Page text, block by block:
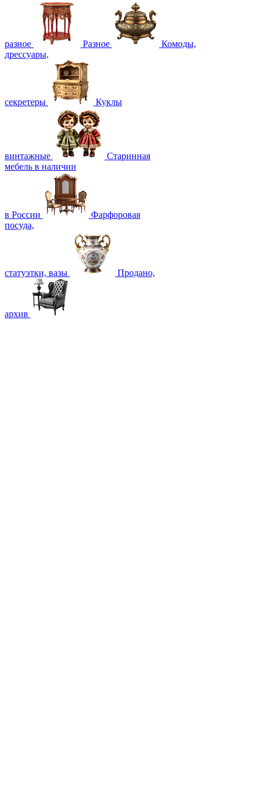
разное Разное
Комоды,
дрессуары,
секретеры Куклы
винтажные
Старинная
мебель в наличии
в России
Фарфоровая
посуда,
статуэтки, вазы Продано,
архив